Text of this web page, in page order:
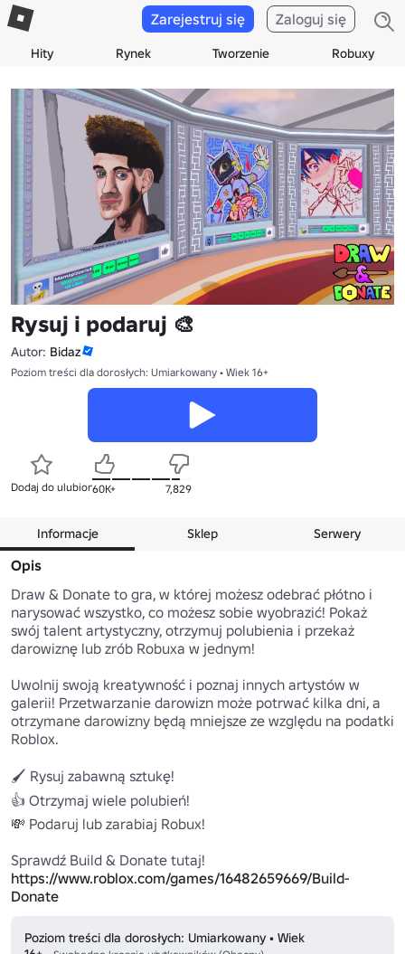
Hity Rynek Tworzenie Robuxy
Zarejestruj się Zaloguj się
Rysuj i podaruj 🎨
Autor: Bidaz
Poziom treści dla dorosłych: Umiarkowany • Wiek 16+
Dodaj do ulubionych
60K+ 7,829
Informacje Sklep Serwery
Opis
Draw & Donate to gra, w której możesz odebrać płótno i
narysować wszystko, co możesz sobie wyobrazić! Pokaż
swój talent artystyczny, otrzymuj polubienia i przekaż
darowiznę lub zrób Robuxa w jednym!
Uwolnij swoją kreatywność i poznaj innych artystów w
galerii! Przetwarzanie darowizn może potrwać kilka dni, a
otrzymane darowizny będą mniejsze ze względu na podatki
Roblox.
🖌️ Rysuj zabawną sztukę!
👍 Otrzymaj wiele polubień!
💸 Podaruj lub zarabiaj Robux!
https://www.roblox.com/games/16482659669/Build-
Donate
Poziom treści dla dorosłych: Umiarkowany • Wiek